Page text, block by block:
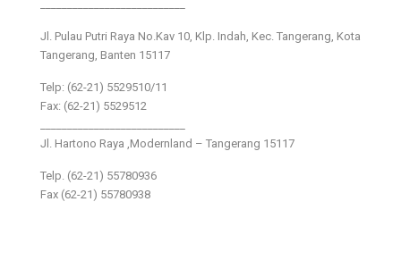
Jl. Pulau Putri Raya No.Kav 10, Klp. Indah, Kec. Tangerang, Kota
Tangerang, Banten 15117
Telp: (62-21) 5529510/11
Fax: (62-21) 5529512
Jl. Hartono Raya ,Modernland – Tangerang 15117
Telp. (62-21) 55780936
Fax (62-21) 55780938